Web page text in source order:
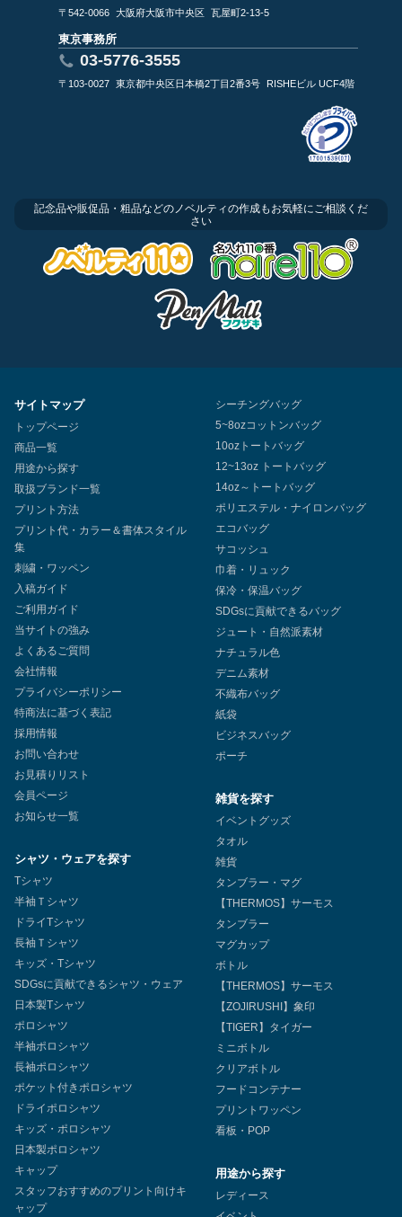
〒542-0066 大阪府大阪市中央区 瓦屋町2-13-5
東京事務所
03-5776-3555
〒103-0027 東京都中央区日本橋2丁目2番3号 RISHEビル UCF4階
記念品や販促品・粗品などのノベルティの作成もお気軽にご相談くだ
さい
サイトマップ
トップページ
商品一覧
用途から探す
取扱ブランド一覧
プリント方法
プリント代・カラー＆書体スタイル
集
刺繍・ワッペン
入稿ガイド
ご利用ガイド
当サイトの強み
よくあるご質問
会社情報
プライバシーポリシー
特商法に基づく表記
採用情報
お問い合わせ
お見積りリスト
会員ページ
お知らせ一覧
シャツ・ウェアを探す
Tシャツ
半袖Ｔシャツ
ドライTシャツ
長袖Ｔシャツ
キッズ・Tシャツ
SDGsに貢献できるシャツ・ウェア
日本製Tシャツ
ポロシャツ
半袖ポロシャツ
長袖ポロシャツ
ポケット付きポロシャツ
ドライポロシャツ
キッズ・ポロシャツ
日本製ポロシャツ
キャップ
スタッフおすすめのプリント向けキ
ャップ
シーチングバッグ
5~8ozコットンバッグ
10ozトートバッグ
12~13oz トートバッグ
14oz～トートバッグ
ポリエステル・ナイロンバッグ
エコバッグ
サコッシュ
巾着・リュック
保冷・保温バッグ
SDGsに貢献できるバッグ
ジュート・自然派素材
ナチュラル色
デニム素材
不織布バッグ
紙袋
ビジネスバッグ
ポーチ
雑貨を探す
イベントグッズ
タオル
雑貨
タンブラー・マグ
【THERMOS】サーモス
タンブラー
マグカップ
ボトル
【THERMOS】サーモス
【ZOJIRUSHI】象印
【TIGER】タイガー
ミニボトル
クリアボトル
フードコンテナー
プリントワッペン
看板・POP
用途から探す
レディース